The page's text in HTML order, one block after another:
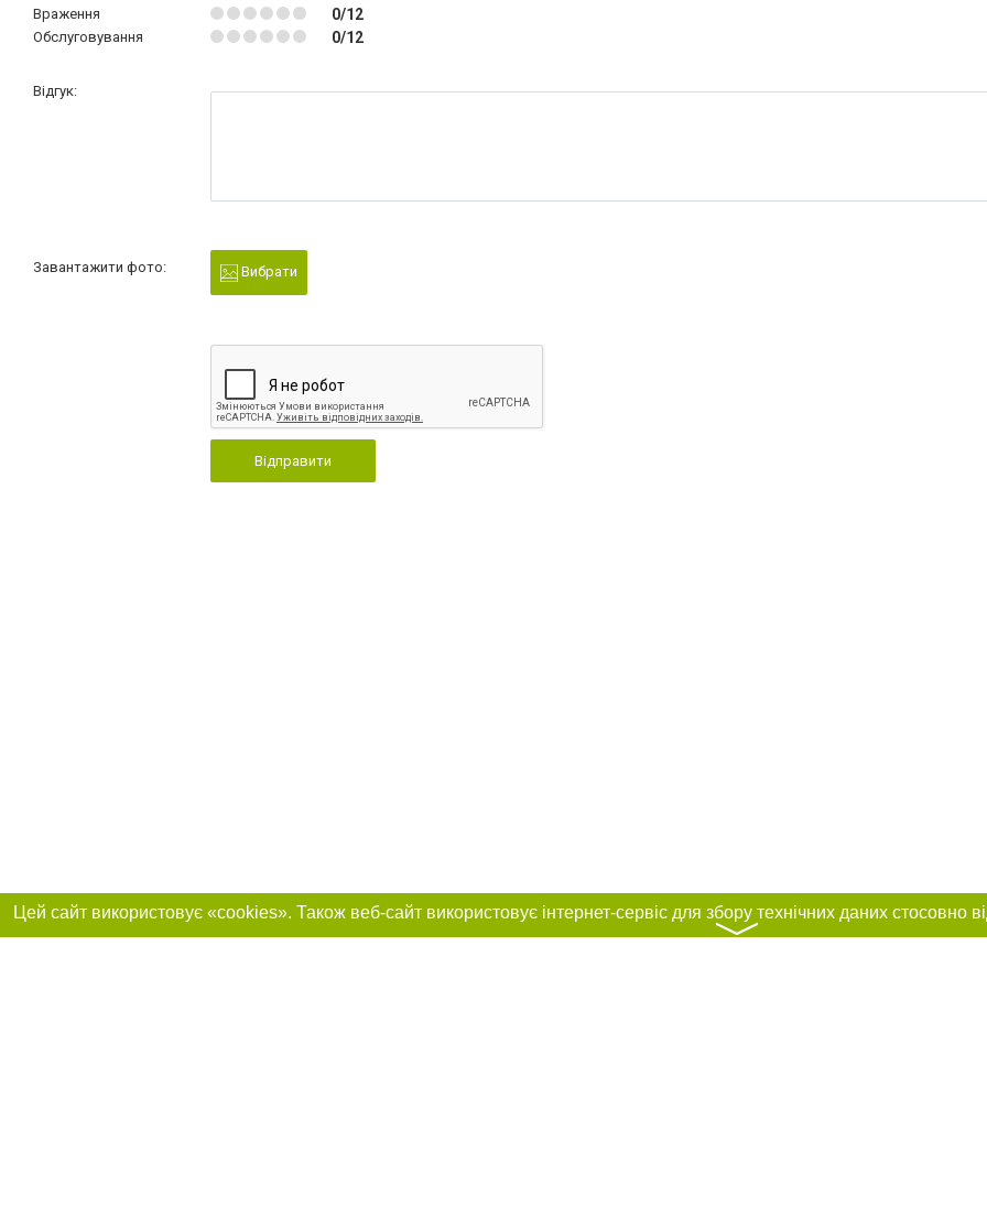
Враження 0/12
Обслуговування 0/12
Відгук:
Завантажити фото: Вибрати
Відправити
〉